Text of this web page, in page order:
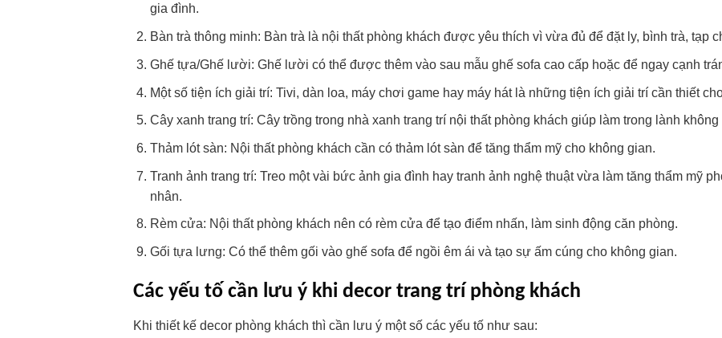
gia đình.
Bàn trà thông minh: Bàn trà là nội thất phòng khách được yêu thích vì vừa đủ để đặt ly, bình trà, tạp
Ghế tựa/Ghế lười: Ghế lười có thể được thêm vào sau mẫu ghế sofa cao cấp hoặc để ngay cạnh
Một số tiện ích giải trí: Tivi, dàn loa, máy chơi game hay máy hát là những tiện ích giải trí cần thiết
Cây xanh trang trí: Cây trồng trong nhà xanh trang trí nội thất phòng khách giúp làm trong lành
Thảm lót sàn: Nội thất phòng khách cần có thảm lót sàn để tăng thẩm mỹ cho không gian.
Tranh ảnh trang trí: Treo một vài bức ảnh gia đình hay tranh ảnh nghệ thuật vừa làm tăng thẩm mỹ
nhân.
Rèm cửa: Nội thất phòng khách nên có rèm cửa để tạo điểm nhấn, làm sinh động căn phòng.
Gối tựa lưng: Có thể thêm gối vào ghế sofa để ngồi êm ái và tạo sự ấm cúng cho không gian.
Các yếu tố cần lưu ý khi decor trang trí phòng khách
Khi thiết kế decor phòng khách thì cần lưu ý một số các yếu tố như sau: